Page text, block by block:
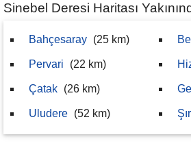
Sinebel Deresi Haritası
Bahçesaray (25 km)
Pervari (22 km)
Çatak (26 km)
Uludere (52 km)